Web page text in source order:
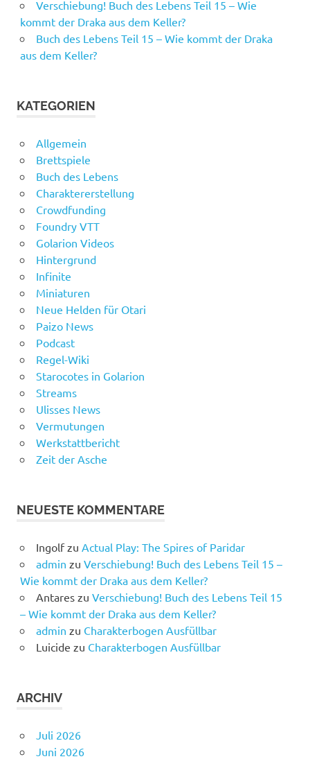
Verschiebung! Buch des Lebens Teil 15 – Wie
kommt der Draka aus dem Keller?
Buch des Lebens Teil 15 – Wie kommt der Draka
aus dem Keller?
KATEGORIEN
Allgemein
Brettspiele
Buch des Lebens
Charaktererstellung
Crowdfunding
Foundry VTT
Golarion Videos
Hintergrund
Infinite
Miniaturen
Neue Helden für Otari
Paizo News
Podcast
Regel-Wiki
Starocotes in Golarion
Streams
Ulisses News
Vermutungen
Werkstattbericht
Zeit der Asche
NEUESTE KOMMENTARE
Ingolfzu Actual Play: The Spires of Paridar
admin zu Verschiebung! Buch des Lebens Teil 15 –
Wie kommt der Draka aus dem Keller?
Antareszu Verschiebung! Buch des Lebens Teil 15
– Wie kommt der Draka aus dem Keller?
admin zu Charakterbogen Ausfüllbar
Luicide zu Charakterbogen Ausfüllbar
ARCHIV
Juli 2026
Juni 2026